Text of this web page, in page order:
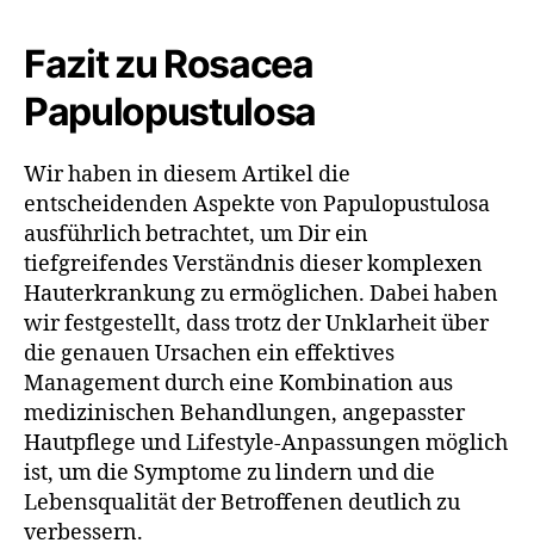
Fazit zu Rosacea
Papulopustulosa
Wir haben in diesem Artikel die
entscheidenden Aspekte von Papulopustulosa
ausführlich betrachtet, um Dir ein
tiefgreifendes Verständnis dieser komplexen
Hauterkrankung zu ermöglichen. Dabei haben
wir festgestellt, dass trotz der Unklarheit über
die genauen Ursachen ein effektives
Management durch eine Kombination aus
medizinischen Behandlungen, angepasster
Hautpflege und Lifestyle-Anpassungen möglich
ist, um die Symptome zu lindern und die
Lebensqualität der Betroffenen deutlich zu
verbessern.